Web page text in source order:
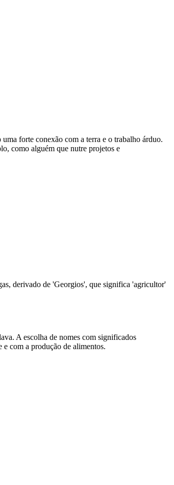
forte conexão com a terra e o trabalho árduo.
como alguém que nutre projetos e
derivado de 'Georgios', que significa 'agricultor'
A escolha de nomes com significados
com a produção de alimentos.